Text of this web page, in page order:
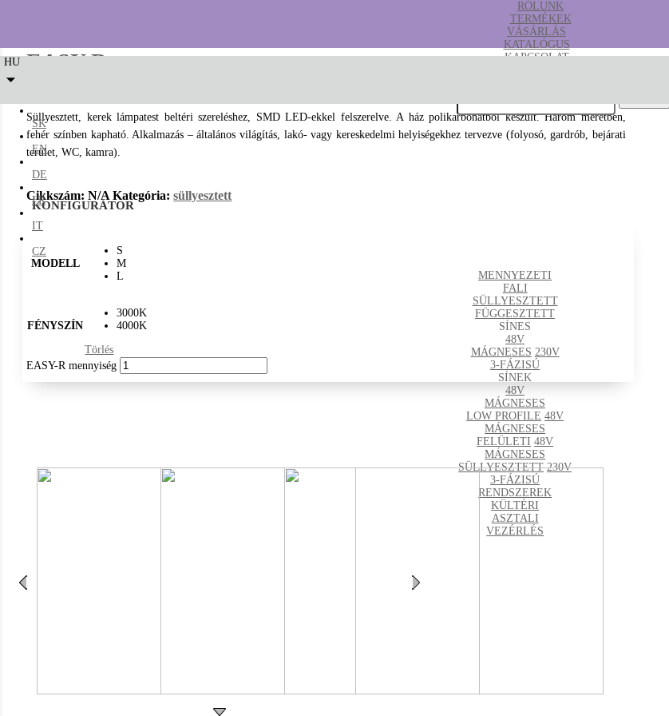
RÓLUNK
TERMÉKEK
VÁSÁRLÁS
KATALÓGUS
KAPCSOLAT
HU
SK
EN
DE
FR
IT
CZ
MENNYEZETI
FALI
SÜLLYESZTETT
FÜGGESZTETT
SÍNES
48V
MÁGNESES 230V
3-FÁZISÚ
SÍNEK
48V
MÁGNESES
LOW PROFILE 48V
MÁGNESES
FELÜLETI 48V
MÁGNESES
SÜLLYESZTETT 230V
3-FÁZISÚ
RENDSZEREK
KÜLTÉRI
ASZTALI
VEZÉRLÉS
EASY-R
Süllyesztett, kerek lámpatest beltéri szereléshez, SMD LED-ekkel felszerelve. A ház polikarbonátból készült. Három méretben,
fehér színben kapható. Alkalmazás – általános világítás, lakó- vagy kereskedelmi helyiségekhez tervezve (folyosó, gardrób, bejárati
terület, WC, kamra).
Cikkszám:N/A Kategória:süllyesztett
KONFIGURÁTOR
MODELL
S
M
L
FÉNYSZÍN
3000K
4000K
Törlés
EASY-R mennyiség